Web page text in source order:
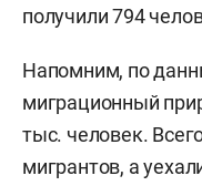
получили 794
Напомним, по
миграционный
тыс. человек.
мигрантов, а